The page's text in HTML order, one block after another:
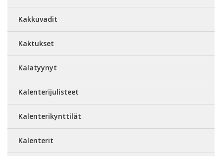
Kakkuvadit
Kaktukset
Kalatyynyt
Kalenterijulisteet
Kalenterikynttilät
Kalenterit